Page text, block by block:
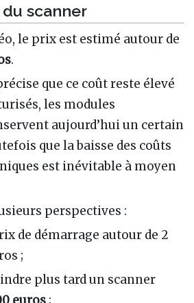
scanner
le prix est estimé autour de
.
que ce coût reste élevé
les modules
aujourd’hui un certain
que la baisse des coûts
est inévitable à moyen
perspectives :
de démarrage autour de 2
;
plus tard un scanner